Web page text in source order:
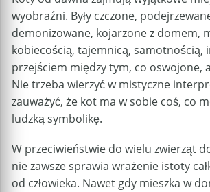
wyobraźni. Były czczone,
demonizowane, kojarzone z domem,
kobiecością, tajemnicą, samotnością,
przejściem między tym, co oswojone,
Nie trzeba wierzyć w mistyczne
zauważyć, że kot ma w sobie coś, co
ludzką symbolikę.
W przeciwieństwie do wielu zwierząt
nie zawsze sprawia wrażenie istoty
od człowieka. Nawet gdy mieszka w